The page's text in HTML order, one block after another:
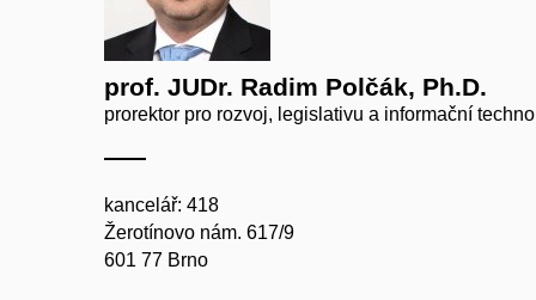
prof. JUDr. Radim Polčák, Ph.D.
prorektor pro rozvoj, legislativu a informační
kancelář: 418
Žerotínovo nám. 617/9
601 77 Brno